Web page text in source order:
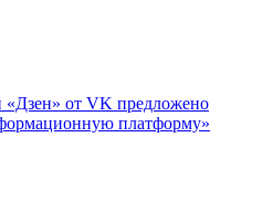
«Дзен» от VK предложено
платформу»